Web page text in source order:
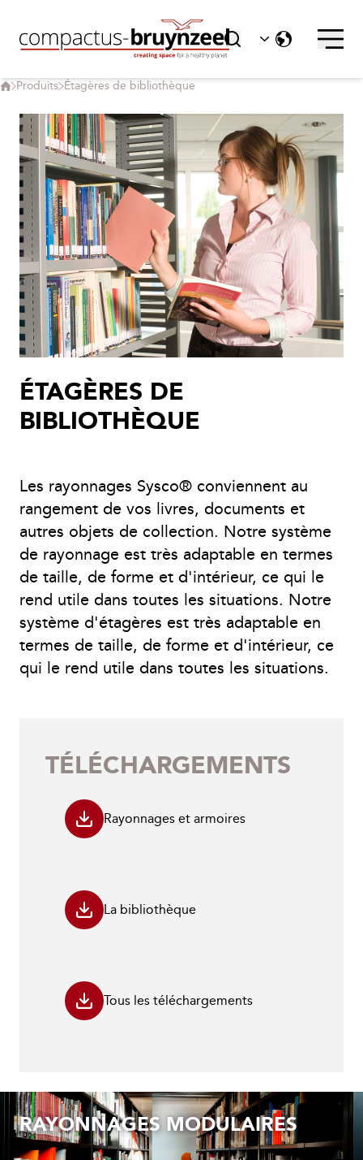
Produits Étagères de bibliothèque
ÉTAGÈRES DE
BIBLIOTHÈQUE
Les rayonnages Sysco® conviennent au
rangement de vos livres, documents et
autres objets de collection. Notre système
de rayonnage est très adaptable en termes
de taille, de forme et d'intérieur, ce qui le
rend utile dans toutes les situations. Notre
système d'étagères est très adaptable en
termes de taille, de forme et d'intérieur, ce
qui le rend utile dans toutes les situations.
TÉLÉCHARGEMENTS
Rayonnages et armoires
La bibliothèque
Tous les téléchargements
RAYONNAGES MODULAIRES